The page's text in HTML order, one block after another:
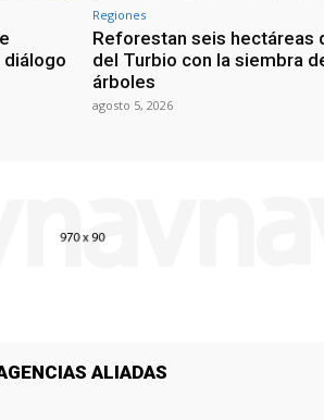
diálogo
Regiones
Reforestan seis hectáreas
del Turbio con la siembra
árboles
agosto 5, 2026
ALIADAS